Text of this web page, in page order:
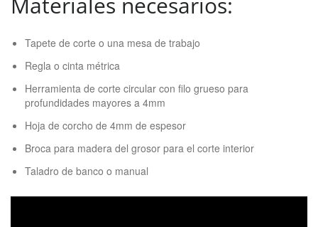
Tapete de corte o una mesa de trabajo
Regla o cinta métrica
Herramienta de corte circular con filo grueso para
profundidades mayores a 4mm
Hoja de corcho de 4mm de espesor
Broca para madera del grosor para el corte interior
Taladro de banco o manual